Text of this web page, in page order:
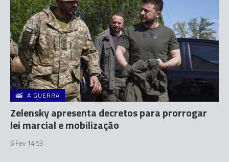
A GUERRA
Zelensky apresenta decretos para prorrogar
lei marcial e mobilização
6 Fev 14:53